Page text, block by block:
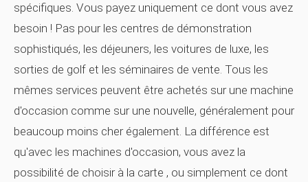
spécifiques. Vous payez uniquement ce dont vous avez
besoin ! Pas pour les centres de démonstration
sophistiqués, les déjeuners, les voitures de luxe, les
sorties de golf et les séminaires de vente. Tous les
mêmes services peuvent être achetés sur une machine
d'occasion comme sur une nouvelle, généralement pour
beaucoup moins cher également. La différence est
qu'avec les machines d'occasion, vous avez la
possibilité de choisir à la carte , ou simplement ce dont